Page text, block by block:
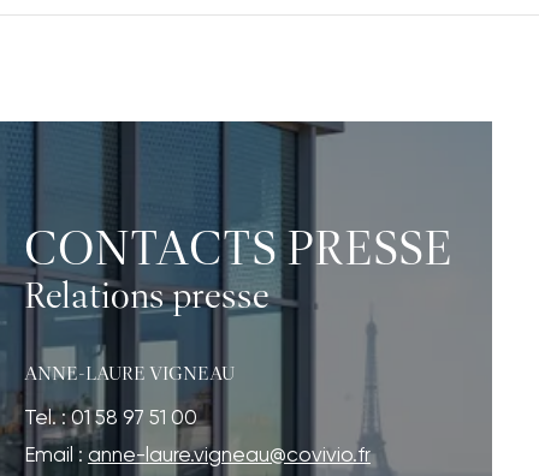
CONTACTS PRESSE
Relations presse
ANNE-LAURE VIGNEAU
Tel. : 01 58 97 51 00
Email : anne-laure.vigneau@covivio.fr